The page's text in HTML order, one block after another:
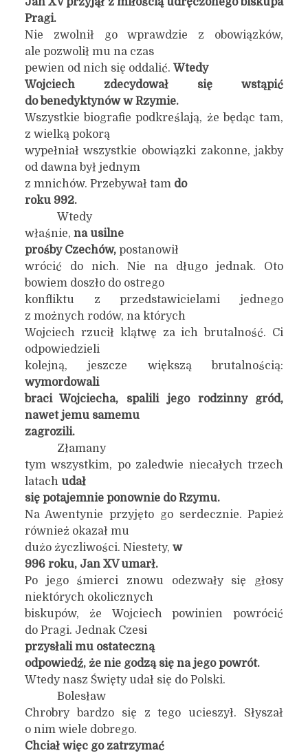
Pragi.
Nie zwolnił go wprawdzie z obowiązków,
ale pozwolił mu na czas
pewien od nich się oddalić. Wtedy
Wojciech zdecydował się wstąpić
do benedyktynów w Rzymie.
Wszystkie biografie podkreślają, że będąc tam,
z wielką pokorą
wypełniał wszystkie obowiązki zakonne, jakby
od dawna był jednym
z mnichów. Przebywał tam do
roku 992.
Wtedy
właśnie, na usilne
prośby Czechów, postanowił
wrócić do nich. Nie na długo jednak. Oto
bowiem doszło do ostrego
konfliktu z przedstawicielami jednego
z możnych rodów, na których
Wojciech rzucił klątwę za ich brutalność. Ci
odpowiedzieli
kolejną, jeszcze większą brutalnością:
wymordowali
braci Wojciecha, spalili jego rodzinny gród,
nawet jemu samemu
zagrozili.
Złamany
tym wszystkim, po zaledwie niecałych trzech
latach udał
się potajemnie ponownie do Rzymu.
Na Awentynie przyjęto go serdecznie. Papież
również okazał mu
dużo życzliwości. Niestety, w
996 roku, Jan XV umarł.
Po jego śmierci znowu odezwały się głosy
niektórych okolicznych
biskupów, że Wojciech powinien powrócić
do Pragi. Jednak Czesi
przysłali mu ostateczną
odpowiedź, że nie godzą się na jego powrót.
Wtedy nasz Święty udał się do Polski.
Bolesław
Chrobry bardzo się z tego ucieszył. Słyszał
o nim wiele dobrego.
Chciał więc go zatrzymać